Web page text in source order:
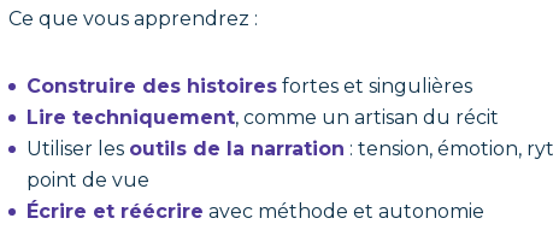
Ce que vous apprendrez :
Construire des histoires fortes et singulières
Lire techniquement, comme un artisan du récit
Utiliser les outils de la narration : tension, émotion,
point de vue
Écrire et réécrire avec méthode et autonomie